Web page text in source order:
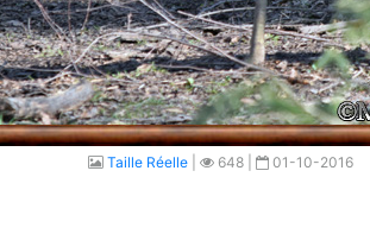
Taille Réelle| 648 | 01-10-2016